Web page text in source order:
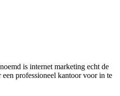
is internet marketing echt de
professioneel kantoor voor in te